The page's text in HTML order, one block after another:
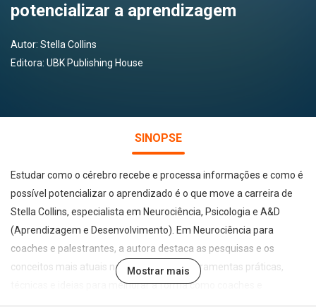
potencializar a aprendizagem
Autor: Stella Collins
Editora: UBK Publishing House
SINOPSE
Estudar como o cérebro recebe e processa informações e como é
possível potencializar o aprendizado é o que move a carreira de
Stella Collins, especialista em Neurociência, Psicologia e A&D
(Aprendizagem e Desenvolvimento). Em Neurociência para
coaches e palestrantes, a autora destaca as pesquisas e os
conceitos mais atuais na área e sugere ferramentas práticas,
técnicas e ideias para melhorar a forma como coaches e
Mostrar mais